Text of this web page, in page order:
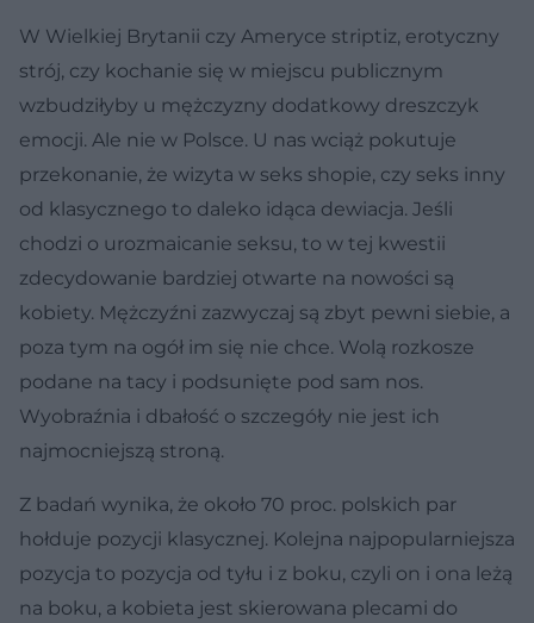
W Wielkiej Brytanii czy Ameryce striptiz, erotyczny
strój, czy kochanie się w miejscu publicznym
wzbudziłyby u mężczyzny dodatkowy dreszczyk
emocji. Ale nie w Polsce. U nas wciąż pokutuje
przekonanie, że wizyta w seks shopie, czy seks inny
od klasycznego to daleko idąca dewiacja. Jeśli
chodzi o urozmaicanie seksu, to w tej kwestii
zdecydowanie bardziej otwarte na nowości są
kobiety. Mężczyźni zazwyczaj są zbyt pewni siebie, a
poza tym na ogół im się nie chce. Wolą rozkosze
podane na tacy i podsunięte pod sam nos.
Wyobraźnia i dbałość o szczegóły nie jest ich
najmocniejszą stroną.
Z badań wynika, że około 70 proc. polskich par
hołduje pozycji klasycznej. Kolejna najpopularniejsza
pozycja to pozycja od tyłu i z boku, czyli on i ona leżą
na boku, a kobieta jest skierowana plecami do